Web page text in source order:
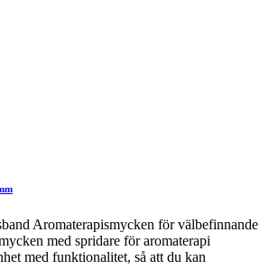
Aromaterapismycken för välbefinnande
med spridare för aromaterapi
med funktionalitet, så att du kan